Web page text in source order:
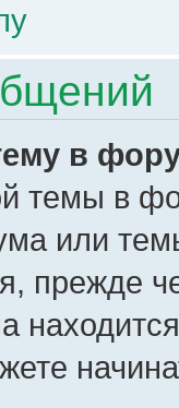
в
темы в
или
прежде